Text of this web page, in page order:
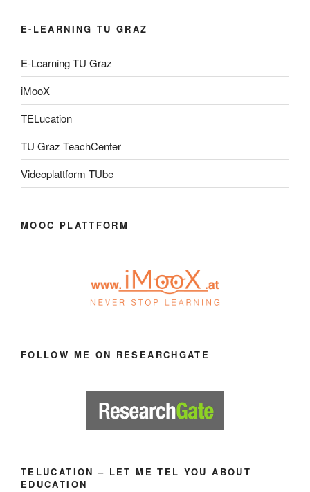
E-LEARNING TU GRAZ
E-Learning TU Graz
iMooX
TELucation
TU Graz TeachCenter
Videoplattform TUbe
MOOC PLATTFORM
FOLLOW ME ON RESEARCHGATE
TELUCATION – LET ME TEL YOU ABOUT
EDUCATION